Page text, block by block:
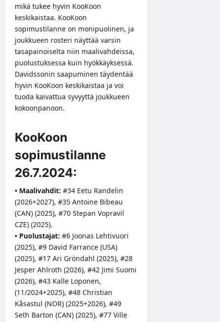
mikä tukee hyvin KooKoon
keskikaistaa. KooKoon
sopimustilanne on monipuolinen, ja
joukkueen rosteri näyttää varsin
tasapainoiselta niin maalivahdeissa,
puolustuksessa kuin hyökkäyksessä.
Davidssonin saapuminen täydentää
hyvin KooKoon keskikaistaa ja voi
tuoda kaivattua syvyyttä joukkueen
kokoonpanoon.
KooKoon
sopimustilanne
26.7.2024:
• Maalivahdit: #34 Eetu Randelin
(2026+2027), #35 Antoine Bibeau
(CAN) (2025), #70 Stepan Vopravil
CZE) (2025).
• Puolustajat: #6 Joonas Lehtivuori
(2025), #9 David Farrance (USA)
(2025), #17 Ari Gröndahl (2025), #28
Jesper Ahlroth (2026), #42 Jimi Suomi
(2026), #43 Kalle Loponen,
(11/2024+2025), #48 Christian
Kåsastul (NOR) (2025+2026), #49
Seth Barton (CAN) (2025), #77 Ville